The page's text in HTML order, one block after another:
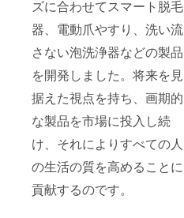
ズに合わせてスマート脱毛
器、電動爪やすり、洗い流
さない泡洗浄器などの製品
を開発しました。将来を見
据えた視点を持ち、画期的
な製品を市場に投入し続
け、それによりすべての人
の生活の質を高めることに
貢献するのです。